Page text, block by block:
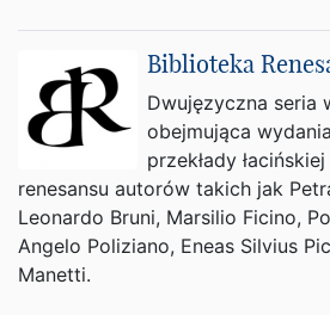
Biblioteka
Dwujęzyczna seria
obejmująca
przekłady
renesansu autorów takich jak
Leonardo Bruni, Marsilio Ficino,
Angelo Poliziano, Eneas Silvius
Manetti.